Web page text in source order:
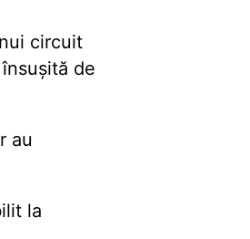
circuit
de
au
la